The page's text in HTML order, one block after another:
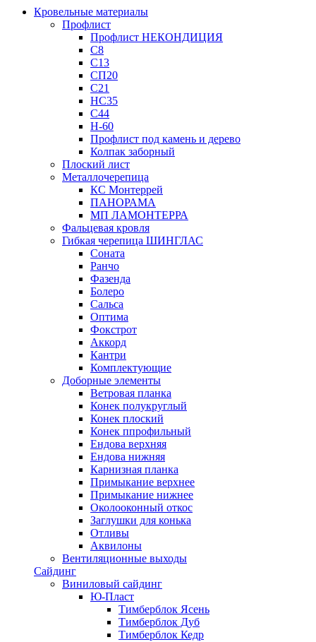
Кровельные материалы
Профлист
Профлист НЕКОНДИЦИЯ
С8
С13
СП20
С21
НС35
С44
Н-60
Профлист под камень и дерево
Колпак заборный
Плоский лист
Металлочерепица
КС Монтеррей
ПАНОРАМА
МП ЛАМОНТЕРРА
Фальцевая кровля
Гибкая черепица ШИНГЛАС
Соната
Ранчо
Фазенда
Болеро
Сальса
Оптима
Фокстрот
Аккорд
Кантри
Комплектующие
Доборные элементы
Ветровая планка
Конек полукруглый
Конек плоский
Конек ппрофильный
Ендова верхняя
Ендова нижняя
Карнизная планка
Примыкание верхнее
Примыкание нижнее
Околооконный откос
Заглушки для конька
Отливы
Аквилоны
Вентиляционные выходы
Сайдинг
Виниловый сайдинг
Ю-Пласт
Тимберблок Ясень
Тимберблок Дуб
Тимберблок Кедр